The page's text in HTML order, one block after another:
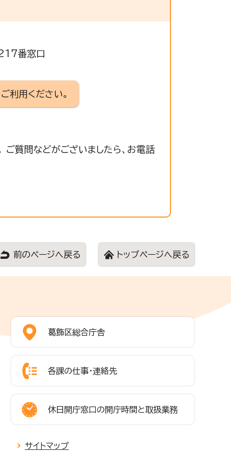
番窓口
利用ください。
ご質問などがございましたら、お電話
前のページへ戻る トップページへ戻る
葛飾区総合庁舎
各課の仕事・連絡先
休日開庁窓口の開庁時間と取扱業務
サイトマップ